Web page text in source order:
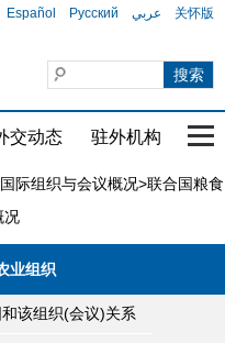
Español Русский عربي 关怀版
交动态 驻外机构 国
国际组织与会议概况>联合国粮食
况
业组织
该组织(会议)关系